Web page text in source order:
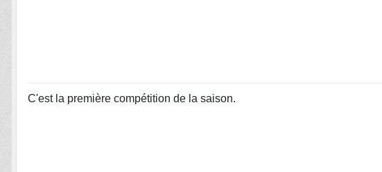
C'est la première compétition de la saison.